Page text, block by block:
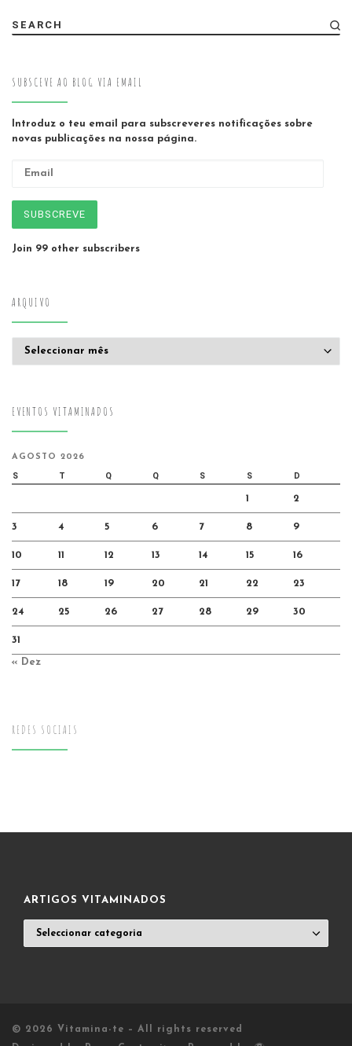
SEARCH
SUBSCEVE AO BLOG VIA EMAIL
Introduz o teu email para subscreveres notificações sobre
novas publicações na nossa página.
SUBSCREVE
Join 99 other subscribers
ARQUIVO
EVENTOS VITAMINADOS
AGOSTO 2026
S T Q Q S S D
1 2
3 4 5 6 7 8 9
10 11 12 13 14 15 16
17 18 19 20 21 22 23
24 25 26 27 28 29 30
31
« Dez
REDES SOCIAIS
ARTIGOS VITAMINADOS
VITAMINADOS
© 2026 Vitamina-te – All rights reserved